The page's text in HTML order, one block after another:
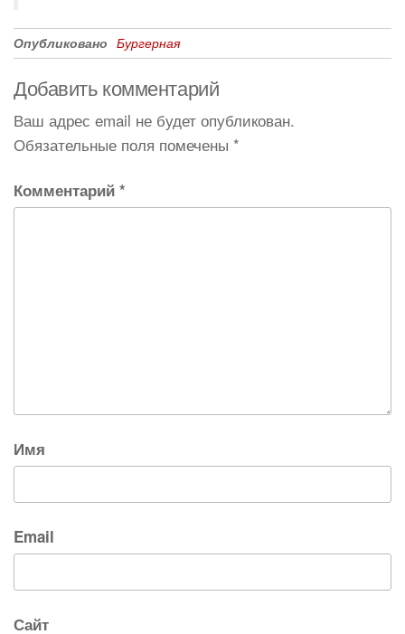
Опубликовано Бургерная
Добавить комментарий
Ваш адрес email не будет опубликован.
Обязательные поля помечены *
Комментарий *
Имя
Email
Сайт